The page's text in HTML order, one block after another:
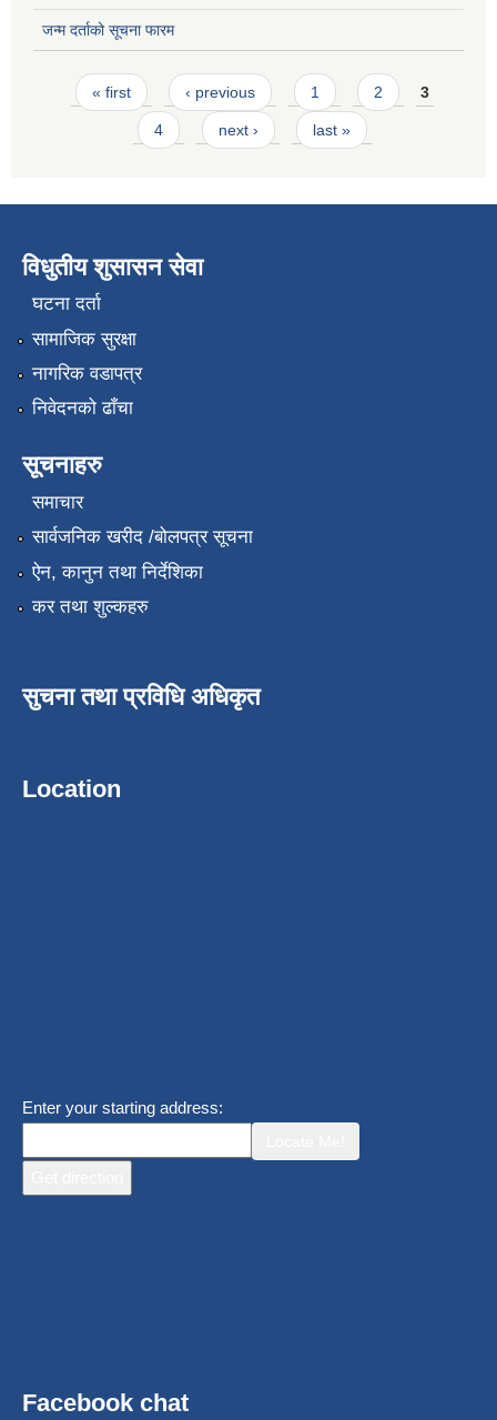
जन्म दर्ताको सूचना फारम
Pages
« first ‹ previous 1 2 3
4 next › last »
विधुतीय शुसासन सेवा
घटना दर्ता
सामाजिक सुरक्षा
नागरिक वडापत्र
निवेदनको ढाँचा
सूचनाहरु
समाचार
सार्वजनिक खरीद /बोलपत्र सूचना
ऐन, कानुन तथा निर्देशिका
कर तथा शुल्कहरु
सुचना तथा प्रविधि अधिकृत
Location
Enter your starting address:
Facebook chat